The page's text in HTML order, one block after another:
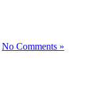
No Comments »